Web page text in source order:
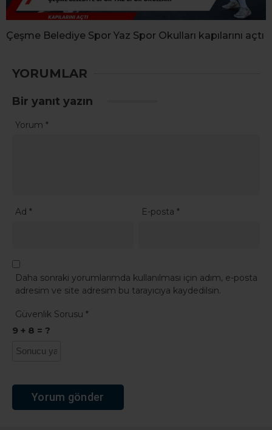
Çeşme Belediye Spor Yaz Spor Okulları kapılarını açtı
YORUMLAR
Bir yanıt yazın
Yorum *
Ad * E-posta*
Daha sonraki yorumlarımda kullanılması için adım, e-posta
adresim ve site adresim bu tarayıcıya kaydedilsin.
Güvenlik Sorusu *
9 + 8 = ?